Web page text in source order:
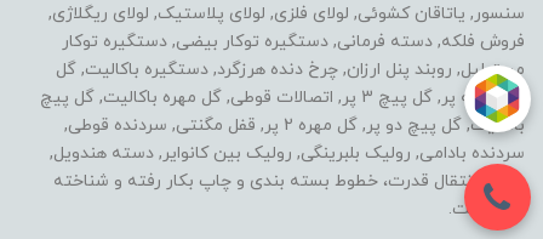
سنسور, یاتاقان کشوئی, لولای فلزی, لولای پلاستیک, لولای ریگلاژی,
فروش فلکه, دسته فرمانی, دستگیره توکار بیضی, دستگیره توکار
مستطیل, روبند پنل ارزان, چرخ دنده هرزگرد, دستگیره باکالیت, گل
مهره سه پر, گل پیچ 3 پر, اتصالات قوطی, گل مهره باکالیت, گل پیچ
باکالیت, گل پیچ دو پر, گل مهره 2 پر, قفل مگنتی, سردنده قوطی,
سردنده بادامی, رولیک بلبرینگی, رولیک بین کانوایر, دسته هندویل,
خطوط انتقال قدرت، خطوط بسته بندی و چاپ بکار رفته و شناخته
شده است.